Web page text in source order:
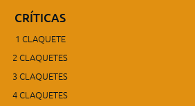
CRÍTICAS
1 CLAQUETE
2 CLAQUETES
3 CLAQUETES
4 CLAQUETES